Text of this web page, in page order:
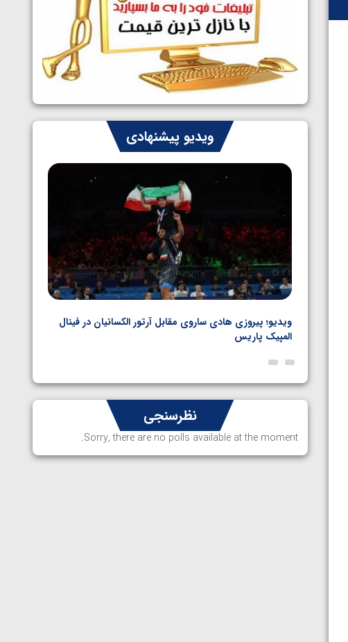
ایران چشم به راه چهار مدال در پنج وزن
دوم کشتی فرنگی نوجوانان جهان
1405/05/06
ویدیو پیشنهادی
ویدیو؛ پیروزی هادی ساروی مقابل آرتور الکسانیان در فینال
المپیک پاریس
نظرسنجی
Sorry, there are no polls available at the moment.